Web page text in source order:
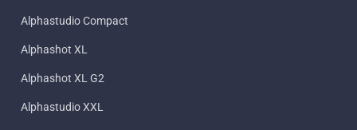
Alphastudio Compact
Alphashot XL
Alphashot XL G2
Alphastudio XXL